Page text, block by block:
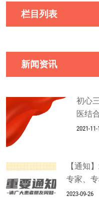
栏目列表
新闻资讯
初心
医结
2021-11-
【通知
专家、
2023-09-26